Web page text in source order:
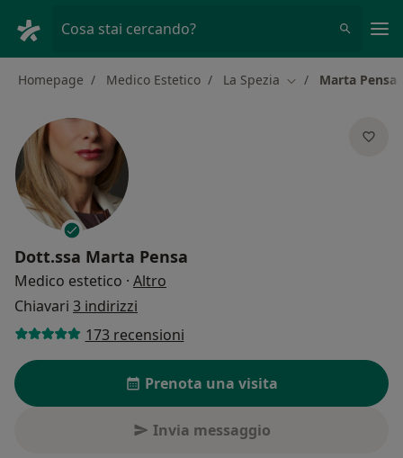
Cosa stai cercando?
Homepage Medico Estetico La Spezia Cambia cittàMarta Pensa
Dott.ssa Marta Pensa
Medico estetico · Altro
Chiavari 3 indirizzi
173 recensioni
Prenota una visita
Invia messaggio